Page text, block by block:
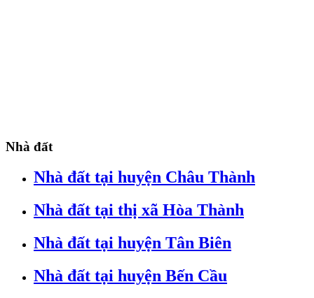
Nhà đất
Nhà đất tại huyện Châu Thành
Nhà đất tại thị xã Hòa Thành
Nhà đất tại huyện Tân Biên
Nhà đất tại huyện Bến Cầu